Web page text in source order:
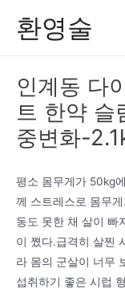
환영술
인계동 다
트 한약 슬
중변화-
평소 몸무게가 50kg
께 스트레스로 몸무
동도 못한 채 살이 빠
이 쪘다.급격히 살찐
라 몸의 군살이 너무
섭취하기 좋은 시럽